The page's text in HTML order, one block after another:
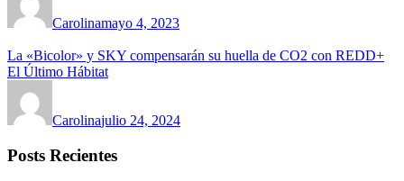
Carolinamayo 4, 2023
La «Bicolor» y SKY compensarán su huella de CO2 con REDD+
El Último Hábitat
Carolinajulio 24, 2024
Posts Recientes